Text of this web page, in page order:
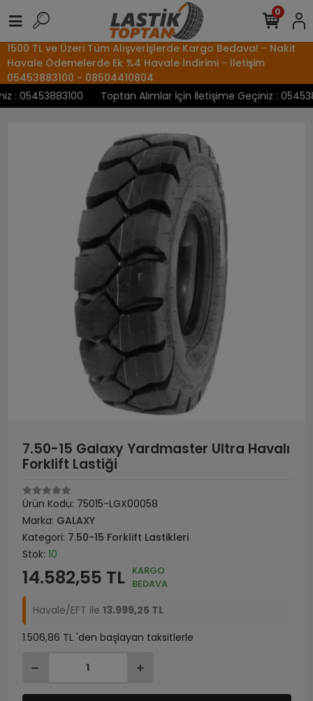
1500 TL ve Üzeri Tüm Alışverişlerde Kargo Bedava! - Nakit
Havale Ödemelerde Ek %4 Havale İndirimi - İletişim
05453883100 - 08504410804
05453883100
Toptan Alımlar İçin İletişime Geçiniz :
0
7.50-15 Galaxy Yardmaster Ultra Havalı
Forklift Lastiği
Ürün Kodu: 75015-LGX00058
Marka: GALAXY
Kategori: 7.50-15 Forklift Lastikleri
Stok: 10
14.582,55 TL KARGO
BEDAVA
Havale/EFT ile 13.999,25 TL
1.506,86 TL 'den başlayan taksitlerle